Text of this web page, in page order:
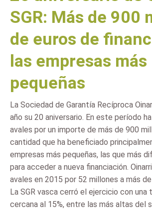
SGR: Más de 900
de euros de
las empresas más
pequeñas
La Sociedad de Garantía Recíproca
año su 20 aniversario. En este período
avales por un importe de más de 900
cantidad que ha beneficiado
empresas más pequeñas, las que más
para acceder a nueva financiación.
avales en 2015 por 52 millones a más
La SGR vasca cerró el ejercicio con una
cercana al 15%, entre las más altas del